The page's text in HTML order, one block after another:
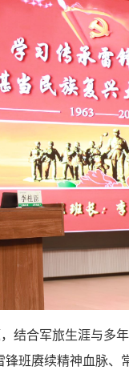
结合军旅生涯与多
班赓续精神血脉